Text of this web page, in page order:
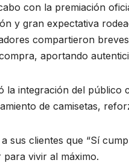
con la premiación
y gran expectativa
compartieron
aportando
la integración del
de camisetas,
sus clientes que “Sí
vivir al máximo.